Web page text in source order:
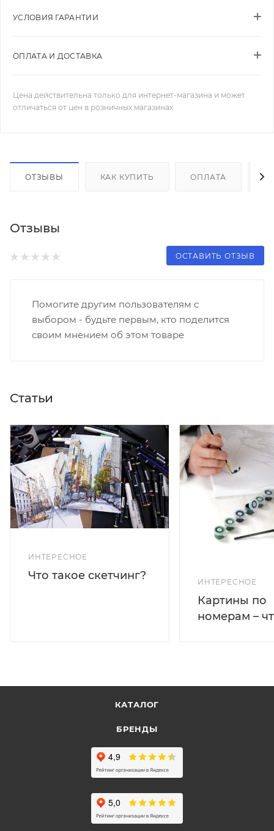
УСЛОВИЯ ГАРАНТИИ
ОПЛАТА И ДОСТАВКА
Цена действительна только для интернет-магазина и может
отличаться от цен в розничных магазинах
ОТЗЫВЫ КАК КУПИТЬ ОПЛАТА
Отзывы
ОСТАВИТЬ ОТЗЫВ
Помогите другим пользователям с
выбором - будьте первым, кто поделится
своим мнением об этом товаре
Статьи
ИНТЕРЕСНОЕ
Что такое скетчинг?
ИНТЕРЕСНОЕ
Картины по
номерам –
КАТАЛОГ
БРЕНДЫ